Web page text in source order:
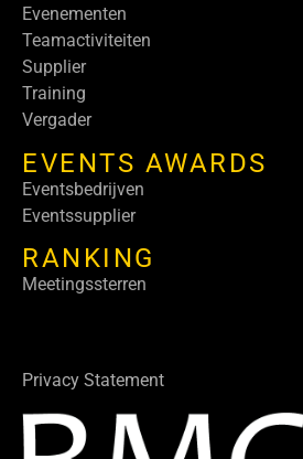
Evenementen
Teamactiviteiten
Supplier
Training
Vergader
EVENTS AWARDS
Eventsbedrijven
Eventssupplier
RANKING
Meetingssterren
Privacy Statement